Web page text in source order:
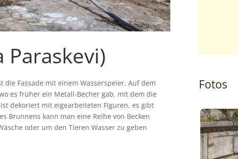
Paraskevi)
Fassade mit einem Wasserspeier. Auf dem
es früher ein Metall-Becher gab, mit dem die
dekoriert mit eigearbeiteten Figuren, es gibt
Brunnens kann man eine Reihe von Becken
oder um den Tieren Wasser zu geben
Fotos